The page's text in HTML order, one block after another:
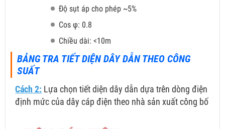
Độ sụt áp cho phép ~5%
Cos φ: 0.8
Chiều dài: <10m
BẢNG TRA TIẾT DIỆN DÂY DẪN THEO CÔNG
SUẤT
Cách 2: Lựa chọn tiết diện dây dẫn dựa trên dòng điện
định mức của dây cáp điện theo nhà sản xuất công bố